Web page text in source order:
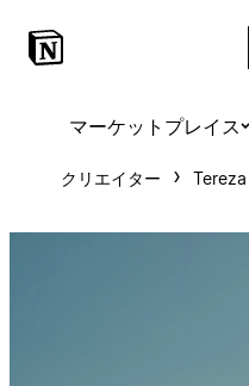
マーケットプレイス
クリエイター